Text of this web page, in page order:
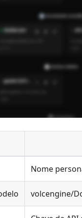
Nome
volcengine/